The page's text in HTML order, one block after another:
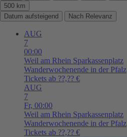
500 km
Datum aufsteigend
Nach Relevanz
AUG
7
00:00
Weil am Rhein Sparkassenplatz
Wanderwochenende in der Pfalz
Tickets ab ??,?? €
AUG
7
Fr, 00:00
Weil am Rhein Sparkassenplatz
Wanderwochenende in der Pfalz
Tickets ab ??,?? €